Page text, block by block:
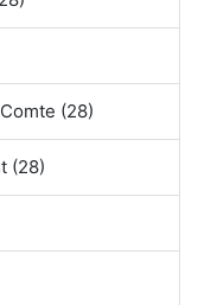
(28)
(28)